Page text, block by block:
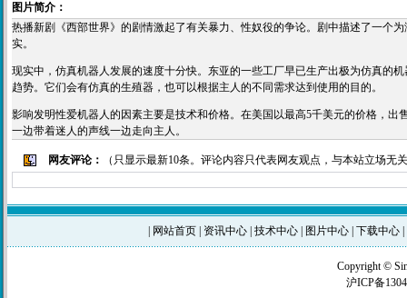
图片简介：
热播新剧《西部世界》的剧情激起了有关暴力、性奴役的争论。剧中描述了一个
实。
现实中，仿真机器人发展的速度十分快。东亚的一些工厂早已生产出极为仿真的
趋势。它们会有仿真的生殖器，也可以根据主人的不同需求达到使用的目的。
影响发明性爱机器人的因素主要是技术和价格。在美国以最高5千美元的价格，
一边带着迷人的声线一边走向主人。
网友评论： （只显示最新10条。评论内容只代表网友观点，与本站立场无
网站首页 资讯中心 技术中心 图片中心 下载中心
Copyright ©
沪ICP备